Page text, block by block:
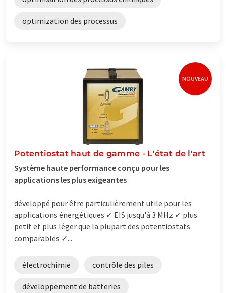
optimization des processus
NOUVEAU
Potentiostat haut de gamme - L'état de l'art
Système haute performance conçu pour les
applications les plus exigeantes
développé pour être particulièrement utile pour les
applications énergétiques ✓ EIS jusqu'à 3 MHz ✓ plus
petit et plus léger que la plupart des potentiostats
comparables ✓...
électrochimie contrôle des piles
développement de batteries